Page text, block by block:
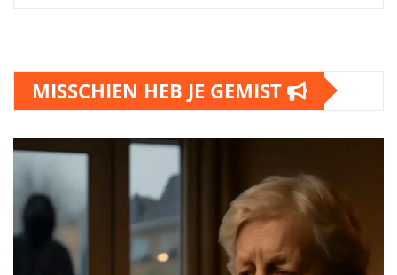
MISSCHIEN HEB JE GEMIST